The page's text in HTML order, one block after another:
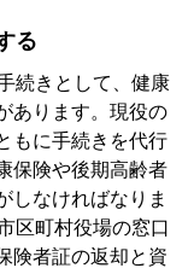
る
続きとして、健康
あります。現役の
もに手続きを代行
保険や後期高齢者
しなければなりま
区町村役場の窓口
険者証の返却と資